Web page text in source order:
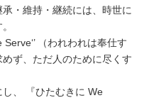
・維持・継続には、時世に
（われわれは奉仕す
ず、ただ人のために尽くす
、 『ひたむきに We